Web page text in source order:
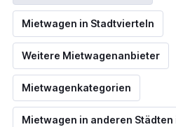
Mietwagen in Stadtvierteln
Weitere Mietwagenanbieter
Mietwagenkategorien
Mietwagen in anderen Städten